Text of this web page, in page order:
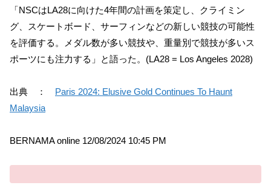
「NSCはLA28に向けた4年間の計画を策定し、クライミン
グ、スケートボード、サーフィンなどの新しい競技の可能性
を評価する。メダル数が多い競技や、重量別で競技が多いス
ポーツにも注力する」と語った。(LA28 = Los Angeles 2028)
出典 ： Paris 2024: Elusive Gold Continues To Haunt
Malaysia
BERNAMA online 12/08/2024 10:45 PM